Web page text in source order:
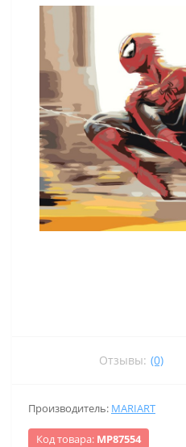
Отзывы: (0)
Производитель: MARIART
Код товара: МР87554